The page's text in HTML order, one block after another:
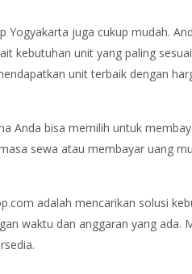
juga cukup mudah.
kebutuhan unit yang paling
unit terbaik dengan
Anda bisa memilih untuk
sewa atau membayar uang
adalah mencarikan solusi
waktu dan anggaran yang ada.